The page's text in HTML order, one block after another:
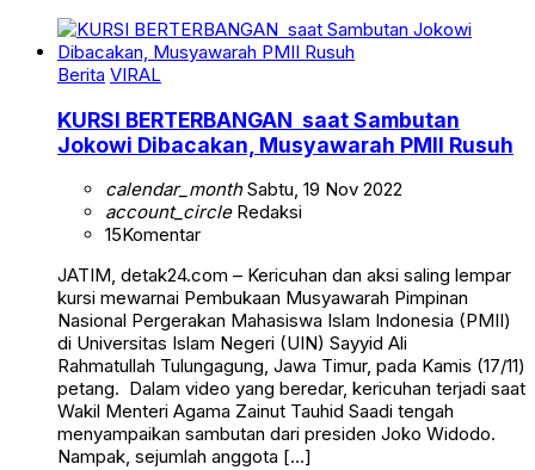
Berita VIRAL
KURSI BERTERBANGAN saat Sambutan
Jokowi Dibacakan, Musyawarah PMII Rusuh
calendar_monthSabtu, 19 Nov 2022
account_circleRedaksi
15Komentar
JATIM, detak24.com – Kericuhan dan aksi saling lempar
kursi mewarnai Pembukaan Musyawarah Pimpinan
Nasional Pergerakan Mahasiswa Islam Indonesia (PMII)
di Universitas Islam Negeri (UIN) Sayyid Ali
Rahmatullah Tulungagung, Jawa Timur, pada Kamis (17/11)
petang. Dalam video yang beredar, kericuhan terjadi saat
Wakil Menteri Agama Zainut Tauhid Saadi tengah
menyampaikan sambutan dari presiden Joko Widodo.
Nampak, sejumlah anggota […]